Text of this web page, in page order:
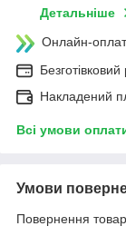
Детальніше
Онлайн-
Накладений
Всі умови
Умови
Повернення